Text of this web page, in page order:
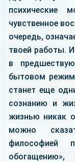
психические
чувственное
очередь,
твоей работы.
в
бытовом
станет еще
сознанию и
жизнью никак
можно
философией
обогащению»,